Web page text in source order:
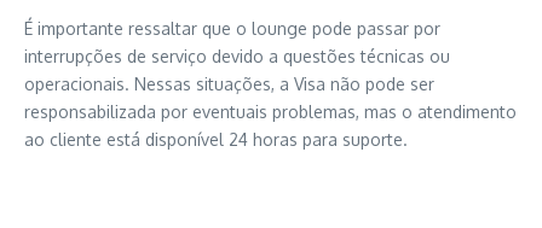
É importante ressaltar que o lounge pode passar por
interrupções de serviço devido a questões técnicas ou
operacionais. Nessas situações, a Visa não pode ser
responsabilizada por eventuais problemas, mas o atendimento
ao cliente está disponível 24 horas para suporte.